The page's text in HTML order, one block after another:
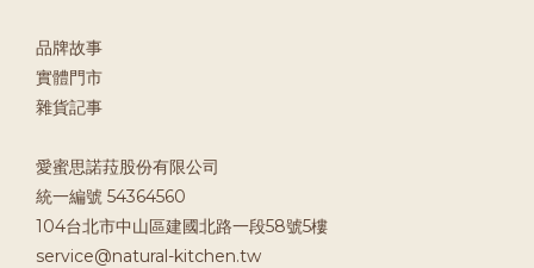
品牌故事
實體門市
雜貨記事
愛蜜思諾菈股份有限公司
統一編號 54364560
104台北市中山區建國北路一段58號5樓
service@natural-kitchen.tw